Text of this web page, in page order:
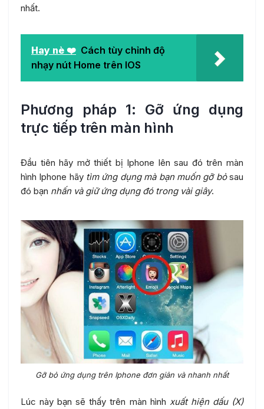
nhất.
Hay nè ❤️ Cách tùy chỉnh độ
nhạy nút Home trên IOS
Phương pháp 1: Gỡ ứng dụng
trực tiếp trên màn hình
Đầu tiên hãy mở thiết bị Iphone lên sau đó trên màn
hình Iphone hãy tìm ứng dụng mà bạn muốn gỡ bỏsau
đó bạn nhấn và giữ ứng dụng đó trong vài giây.
Gỡ bỏ ứng dụng trên Iphone đơn giản và nhanh nhất
Lúc này bạn sẽ thấy trên màn hình xuất hiện dấu (X)